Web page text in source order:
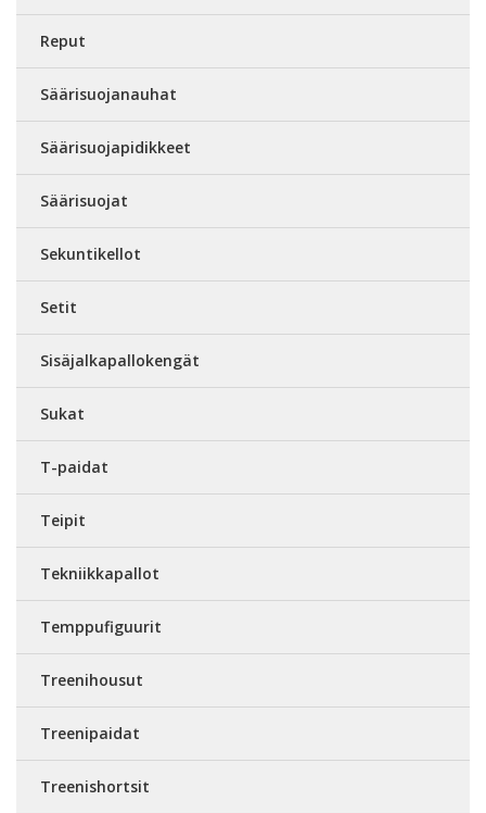
Reput
Säärisuojanauhat
Säärisuojapidikkeet
Säärisuojat
Sekuntikellot
Setit
Sisäjalkapallokengät
Sukat
T-paidat
Teipit
Tekniikkapallot
Temppufiguurit
Treenihousut
Treenipaidat
Treenishortsit